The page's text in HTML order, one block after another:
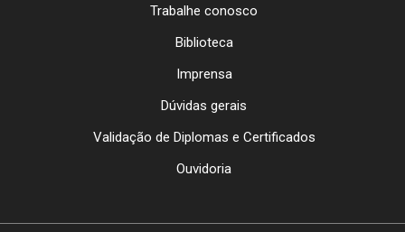
Trabalhe conosco
Biblioteca
Imprensa
Dúvidas gerais
Validação de Diplomas e Certificados
Ouvidoria